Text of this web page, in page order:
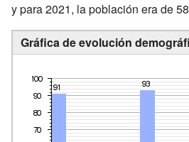
y para 2021, la población era de
Gráfica de evolución